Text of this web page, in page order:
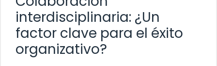
interdisciplinaria: ¿Un
factor clave para el éxito
organizativo?